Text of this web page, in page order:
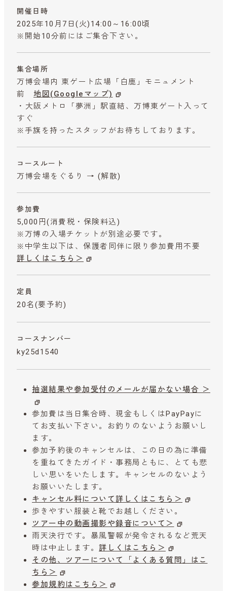
開催日時
2025年10月7日(火)14:00～16:00頃
※開始10分前にはご集合下さい。
集合場所
万博会場内 東ゲート広場「白鹿」モニュメント
前 地図(Googleマップ)
・大阪メトロ「夢洲」駅直結、万博東ゲート入って
すぐ
※手旗を持ったスタッフがお待ちしております。
コースルート
万博会場をぐるり → (解散)
参加費
5,000円 (消費税・保険料込)
※万博の入場チケットが別途必要です。
※中学生以下は、保護者同伴に限り参加費用不要
詳しくはこちら＞
定員
20名(要予約)
コースナンバー
ky25d1540
抽選結果や参加受付のメールが届かない場合 ＞
参加費は当日集合時、現金もしくはPayPayに
てお支払い下さい。お釣りのないようお願いし
ます。
参加予約後のキャンセルは、この日の為に準備
を重ねてきたガイド・事務局ともに、とても悲
しい思いをいたします。キャンセルのないよう
お願いいたします。
キャンセル料について詳しくはこちら＞
歩きやすい服装と靴でお越しください。
ツアー中の動画撮影や録音について＞
雨天決行です。暴風警報が発令されるなど荒天
時は中止します。 詳しくはこちら＞
その他、ツアーについて「よくある質問」はこ
ちら＞
参加規約はこちら＞